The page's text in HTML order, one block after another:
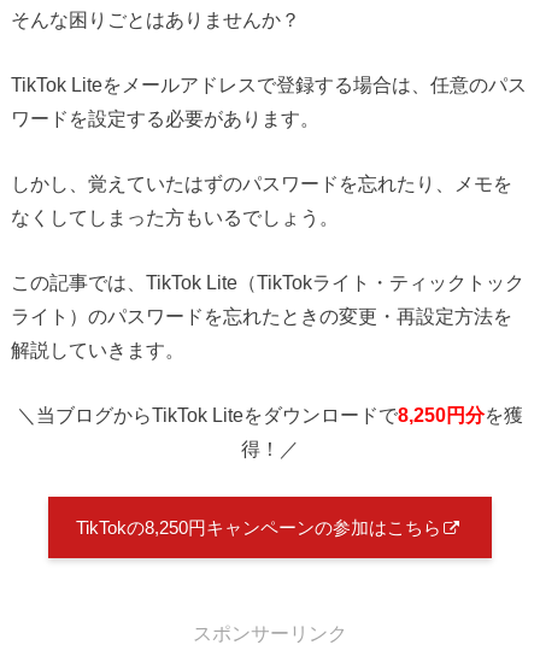
そんな困りごとはありませんか？
TikTok Liteをメールアドレスで登録する場合は、任意のパス
ワードを設定する必要があります。
しかし、覚えていたはずのパスワードを忘れたり、メモを
なくしてしまった方もいるでしょう。
この記事では、TikTok Lite（TikTokライト・ティックトック
ライト）のパスワードを忘れたときの変更・再設定方法を
解説していきます。
＼当ブログからTikTok Liteをダウンロードで8,250円分を獲
得！／
TikTokの8,250円キャンペーンの参加はこちら
スポンサーリンク